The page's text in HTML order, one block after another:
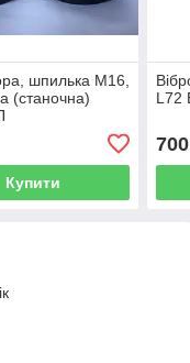
шпилька М16,
(станочна)
Купити
L72
700